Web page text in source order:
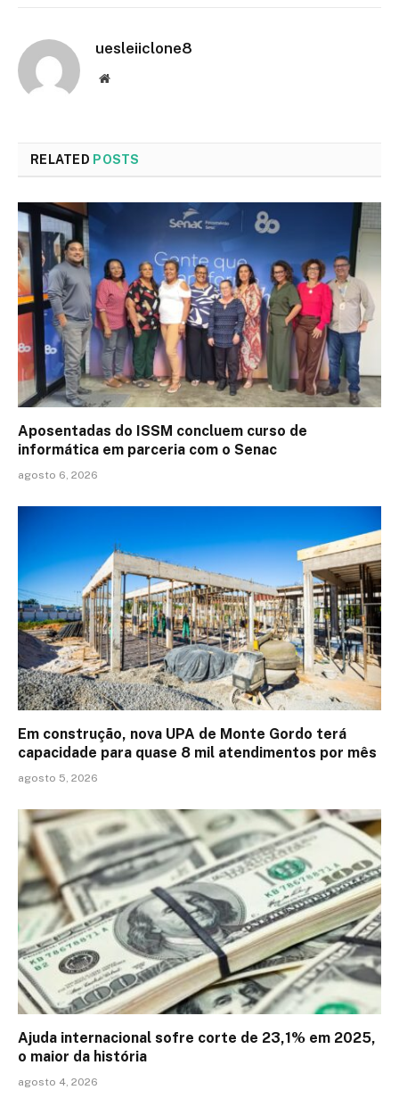
uesleiiclone8
Website
RELATED POSTS
Aposentadas do ISSM concluem curso de
informática em parceria com o Senac
agosto 6, 2026
Em construção, nova UPA de Monte Gordo terá
capacidade para quase 8 mil atendimentos por mês
agosto 5, 2026
Ajuda internacional sofre corte de 23,1% em 2025,
o maior da história
agosto 4, 2026